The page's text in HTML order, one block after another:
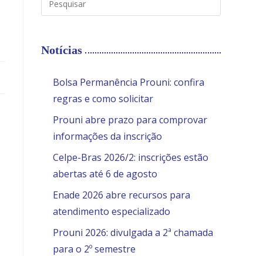
Notícias
Bolsa Permanência Prouni: confira
regras e como solicitar
Prouni abre prazo para comprovar
informações da inscrição
Celpe-Bras 2026/2: inscrições estão
abertas até 6 de agosto
Enade 2026 abre recursos para
atendimento especializado
Prouni 2026: divulgada a 2ª chamada
para o 2º semestre